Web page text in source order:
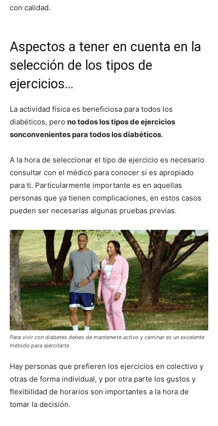
con calidad.
Aspectos a tener en cuenta en la
selección de los tipos de
ejercicios…
La actividad física es beneficiosa para todos los
diabéticos, pero no todos los tipos de ejercicios
sonconvenientes para todos los diabéticos.
A la hora de seleccionar el tipo de ejercicio es necesario
consultar con el médico para conocer si es apropiado
para ti. Particularmente importante es en aquellas
personas que ya tienen complicaciones, en estos casos
pueden ser necesarias algunas pruebas previas.
Para vivir con diabetes debes de mantenerte activo y caminar es un excelente
método para ejercitarte
Hay personas que prefieren los ejercicios en colectivo y
otras de forma individual, y por otra parte los gustos y
flexibilidad de horarios son importantes a la hora de
tomar la decisión.